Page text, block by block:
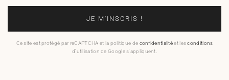
JE M'INSCRIS !
Ce site est protégé par reCAPTCHA et la politique de confidentialitéet lesconditions
d'utilisation de Google s'appliquent.